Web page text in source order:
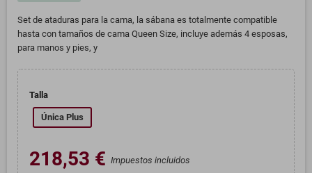
Set de ataduras para la cama, la sábana es totalmente compatible
hasta con tamaños de cama Queen Size, incluye además 4 esposas,
para manos y pies, y
Talla
Única Plus
218,53 € Impuestos incluidos